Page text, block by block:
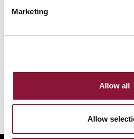
Marketing
Allow all
Allow